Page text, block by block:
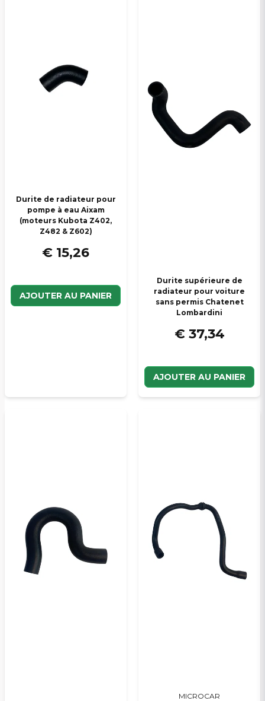
Durite de radiateur pour
pompe à eau Aixam
(moteurs Kubota Z402,
Z482 & Z602)
€ 15,26
AJOUTER AU PANIER
Durite supérieure de
radiateur pour voiture
sans permis Chatenet
Lombardini
€ 37,34
AJOUTER AU PANIER
MICROCAR
Veuillez envoyer une question